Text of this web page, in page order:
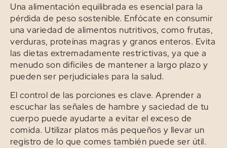
Una alimentación equilibrada es esencial para la
pérdida de peso sostenible. Enfócate en consumir
una variedad de alimentos nutritivos, como frutas,
verduras, proteínas magras y granos enteros. Evita
las dietas extremadamente restrictivas, ya que a
menudo son difíciles de mantener a largo plazo y
pueden ser perjudiciales para la salud.
El control de las porciones es clave. Aprender a
escuchar las señales de hambre y saciedad de tu
cuerpo puede ayudarte a evitar el exceso de
comida. Utilizar platos más pequeños y llevar un
registro de lo que comes también puede ser útil.